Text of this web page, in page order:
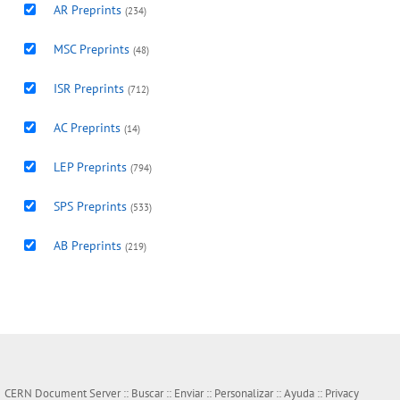
AR Preprints (234)
MSC Preprints (48)
ISR Preprints (712)
AC Preprints (14)
LEP Preprints (794)
SPS Preprints (533)
AB Preprints (219)
CERN Document Server :: Buscar:: Enviar:: Personalizar::Ayuda :: Privacy